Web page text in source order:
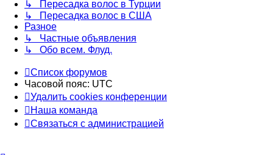
↳ Пересадка волос в Турции
↳ Пересадка волос в США
Разное
↳ Частные объявления
↳ Обо всем. Флуд.
Список форумов
Часовой пояс: UTC
Удалить cookies конференции
Наша команда
Связаться с администрацией